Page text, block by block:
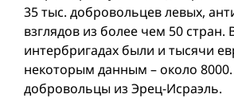
35 тыс. добровольцев левых,
взглядов из более чем 50 стран.
интербригадах были и тысячи
некоторым данным – около
добровольцы из Эрец-Исраэль.